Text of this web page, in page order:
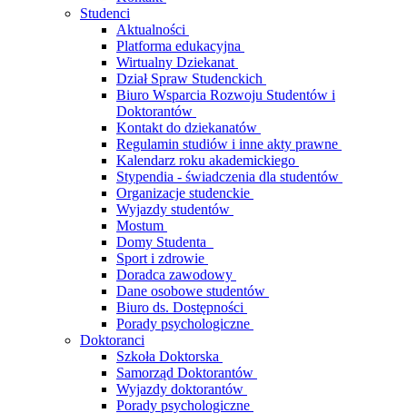
Studenci
Aktualności
Platforma edukacyjna
Wirtualny Dziekanat
Dział Spraw Studenckich
Biuro Wsparcia Rozwoju Studentów i
Doktorantów
Kontakt do dziekanatów
Regulamin studiów i inne akty prawne
Kalendarz roku akademickiego
Stypendia - świadczenia dla studentów
Organizacje studenckie
Wyjazdy studentów
Mostum
Domy Studenta
Sport i zdrowie
Doradca zawodowy
Dane osobowe studentów
Biuro ds. Dostępności
Porady psychologiczne
Doktoranci
Szkoła Doktorska
Samorząd Doktorantów
Wyjazdy doktorantów
Porady psychologiczne